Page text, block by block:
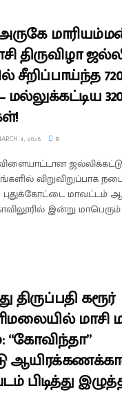
திருவிழா
சீறிப்பாய்ந்த
4, 2026 0
விறுவிறுப்பாக
மாவட்டம்
இன்று மாபெரும்
கரூர்
மாசி
பிடித்து